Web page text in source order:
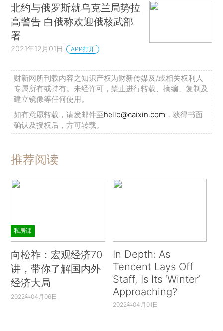
北约与俄罗斯就乌克兰局势拉
高警告 白俄称欢迎俄核武部
署
2021年12月01日 APP打开
财新网所刊载内容之知识产权为财新传媒及/或相关权利人
专属所有或持有。未经许可，禁止进行转载、摘编、复制及
建立镜像等任何使用。
如有意愿转载，请发邮件至hello@caixin.com ，获得书面
确认及授权后，方可转载。
推荐阅读
私房课
向松祚：宏观经济70
讲，带你了解国内外
经济大局
2022年04月06日
In Depth: As
Tencent Lays Off
Staff, Is Its ‘Winter’
Approaching?
2022年04月01日